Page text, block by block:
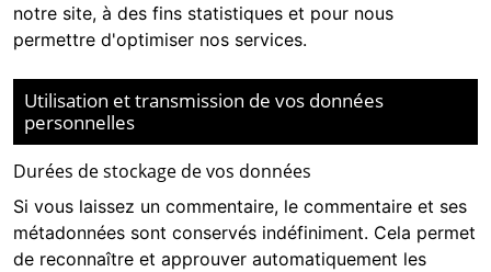
notre site, à des fins statistiques et pour nous
permettre d'optimiser nos services.
Utilisation et transmission de vos données
personnelles
Durées de stockage de vos données
Si vous laissez un commentaire, le commentaire et ses
métadonnées sont conservés indéfiniment. Cela permet
de reconnaître et approuver automatiquement les